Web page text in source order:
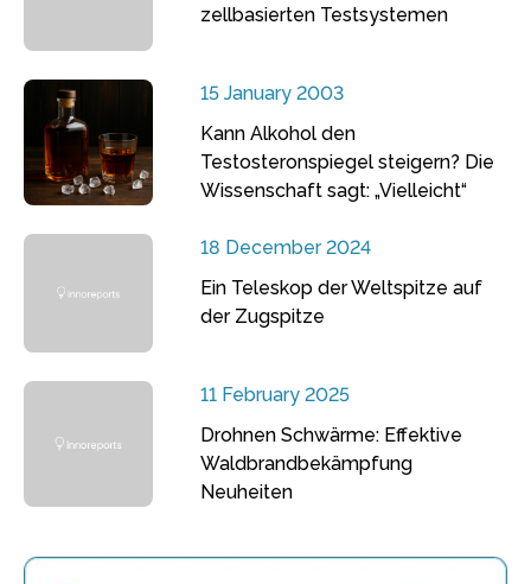
zellbasierten Testsystemen
15 January 2003
Kann Alkohol den
Testosteronspiegel steigern? Die
Wissenschaft sagt: „Vielleicht“
18 December 2024
Ein Teleskop der Weltspitze auf
der Zugspitze
11 February 2025
Drohnen Schwärme: Effektive
Waldbrandbekämpfung
Neuheiten